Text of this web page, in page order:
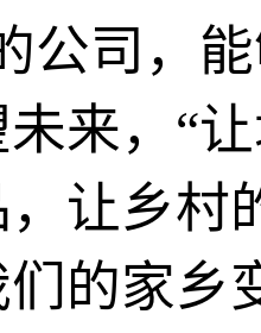
公司，
来，“
让乡村
的家乡